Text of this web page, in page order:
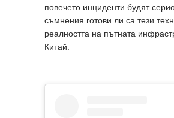
повечето инциденти будят
съмнения готови ли са тези
реалността на пътната
Китай.